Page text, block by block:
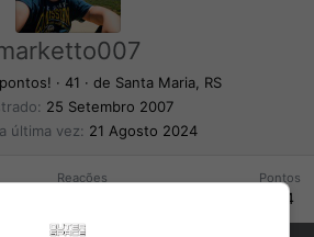
· 41 · de Santa Maria, RS
25 Setembro 2007
última vez
21 Agosto 2024
Reações Pontos
824